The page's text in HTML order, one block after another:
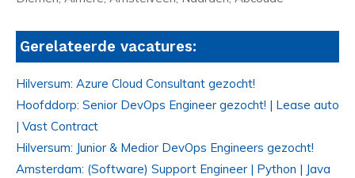
Gerelateerde vacatures:
Hilversum: Azure Cloud Consultant gezocht!
Hoofddorp: Senior DevOps Engineer gezocht! | Lease auto
| Vast Contract
Hilversum: Junior & Medior DevOps Engineers gezocht!
Amsterdam: (Software) Support Engineer | Python | Java